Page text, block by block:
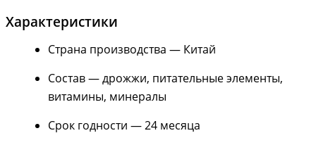
Характеристики
Страна производства — Китай
Состав — дрожжи, питательные элементы,
витамины, минералы
Срок годности — 24 месяца